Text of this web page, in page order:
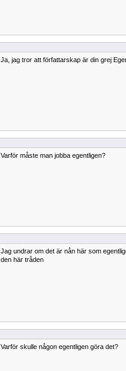
Ja, jag tror att författarskap är din grej
Varför måste man jobba egentligen?
Jag undrar om det är nån här som
den här tråden
Varför skulle någon egentligen göra det?